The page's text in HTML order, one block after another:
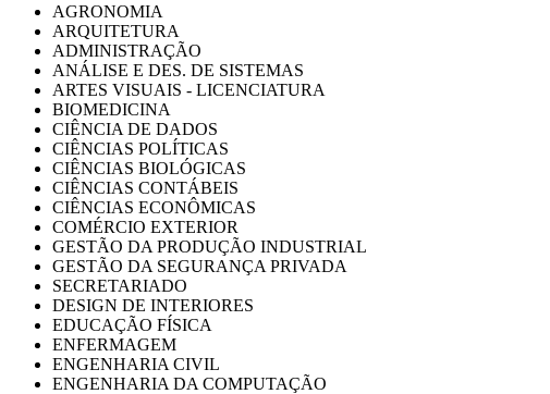
AGRONOMIA
ARQUITETURA
ADMINISTRAÇÃO
ANÁLISE E DES. DE SISTEMAS
ARTES VISUAIS - LICENCIATURA
BIOMEDICINA
CIÊNCIA DE DADOS
CIÊNCIAS POLÍTICAS
CIÊNCIAS BIOLÓGICAS
CIÊNCIAS CONTÁBEIS
CIÊNCIAS ECONÔMICAS
COMÉRCIO EXTERIOR
GESTÃO DA PRODUÇÃO INDUSTRIAL
GESTÃO DA SEGURANÇA PRIVADA
SECRETARIADO
DESIGN DE INTERIORES
EDUCAÇÃO FÍSICA
ENFERMAGEM
ENGENHARIA CIVIL
ENGENHARIA DA COMPUTAÇÃO